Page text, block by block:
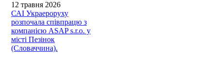
12 травня 2026
САІ Украероруху
розпочала співпрацю з
компанією ASAP s.r.o. у
місті Пезінок
(Словаччина).